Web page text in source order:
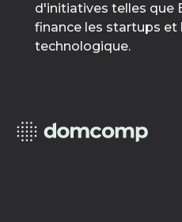
d'initiatives telles que
finance les startups et
technologique.